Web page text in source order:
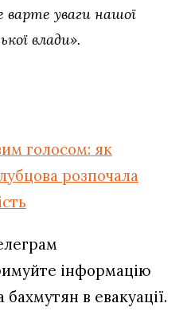
варте уваги нашої
влади».
голосом: як
розпочала
інформацію
бахмутян в евакуації.